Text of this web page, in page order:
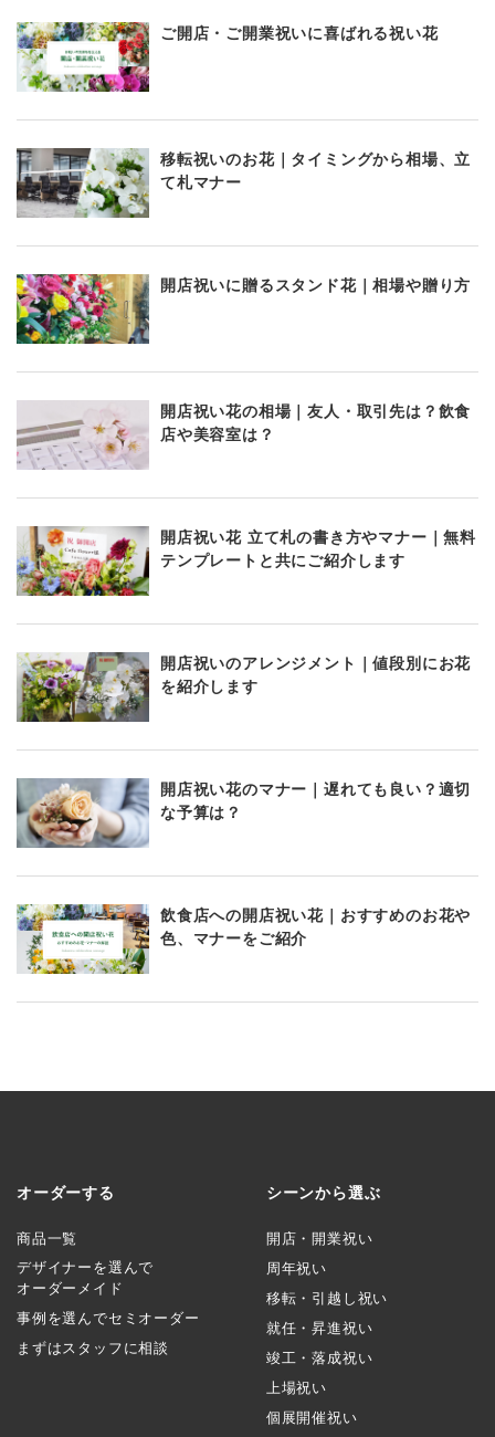
ご開店・ご開業祝いに喜ばれる祝い花
移転祝いのお花｜タイミングから相場、立
て札マナー
開店祝いに贈るスタンド花｜相場や贈り方
開店祝い花の相場｜友人・取引先は？飲食
店や美容室は？
開店祝い花 立て札の書き方やマナー｜無料
テンプレートと共にご紹介します
開店祝いのアレンジメント｜値段別にお花
を紹介します
開店祝い花のマナー｜遅れても良い？適切
な予算は？
飲食店への開店祝い花｜おすすめのお花や
色、マナーをご紹介
オーダーする
商品一覧
デザイナーを選んで
オーダーメイド
事例を選んでセミオーダー
まずはスタッフに相談
シーンから選ぶ
開店・開業祝い
周年祝い
移転・引越し祝い
就任・昇進祝い
竣工・落成祝い
上場祝い
個展開催祝い